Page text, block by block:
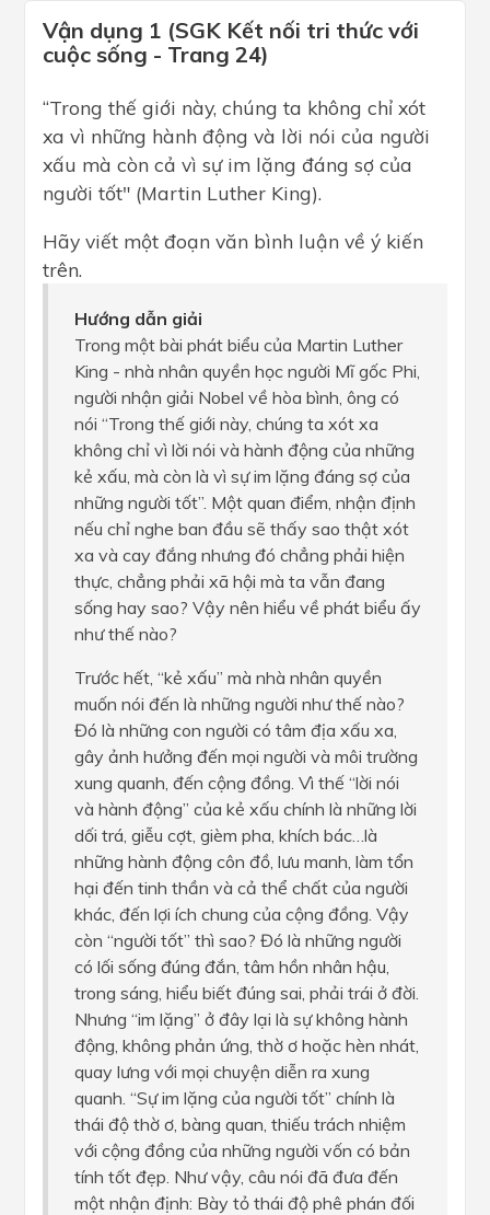
Vận dụng 1 (SGK Kết nối tri thức với
cuộc sống - Trang 24)
“Trong thế giới này, chúng ta không chỉ xót
xa vì những hành động và lời nói của người
xấu mà còn cả vì sự im lặng đáng sợ của
người tốt" (Martin Luther King).
Hãy viết một đoạn văn bình luận về ý kiến
trên.
Hướng dẫn giải
Trong một bài phát biểu của Martin Luther
King - nhà nhân quyền học người Mĩ gốc Phi,
người nhận giải Nobel về hòa bình, ông có
nói “Trong thế giới này, chúng ta xót xa
không chỉ vì lời nói và hành động của những
kẻ xấu, mà còn là vì sự im lặng đáng sợ của
những người tốt”. Một quan điểm, nhận định
nếu chỉ nghe ban đầu sẽ thấy sao thật xót
xa và cay đắng nhưng đó chẳng phải hiện
thực, chẳng phải xã hội mà ta vẫn đang
sống hay sao? Vậy nên hiểu về phát biểu ấy
như thế nào?
Trước hết, “kẻ xấu” mà nhà nhân quyền
muốn nói đến là những người như thế nào?
Đó là những con người có tâm địa xấu xa,
gây ảnh hưởng đến mọi người và môi trường
xung quanh, đến cộng đồng. Vì thế “lời nói
và hành động” của kẻ xấu chính là những lời
dối trá, giễu cợt, gièm pha, khích bác…là
những hành động côn đồ, lưu manh, làm tổn
hại đến tinh thần và cả thể chất của người
khác, đến lợi ích chung của cộng đồng. Vậy
còn “người tốt” thì sao? Đó là những người
có lối sống đúng đắn, tâm hồn nhân hậu,
trong sáng, hiểu biết đúng sai, phải trái ở đời.
Nhưng “im lặng” ở đây lại là sự không hành
động, không phản ứng, thờ ơ hoặc hèn nhát,
quay lưng với mọi chuyện diễn ra xung
quanh. “Sự im lặng của người tốt” chính là
thái độ thờ ơ, bàng quan, thiếu trách nhiệm
với cộng đồng của những người vốn có bản
tính tốt đẹp. Như vậy, câu nói đã đưa đến
một nhận định: Bày tỏ thái độ phê phán đối